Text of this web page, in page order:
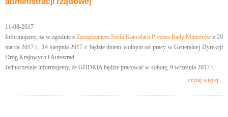
11-08-2017
Informujemy, że w zgodnie z Zarządzeniem Szefa Kancelarii Prezesa Rady Ministrów z 29
marca 2017 r., 14 sierpnia 2017 r. będzie dniem wolnym od pracy w Generalnej Dyrekcji
Dróg Krajowych i Autostrad.
Jednocześnie informujemy, że GDDKiA będzie pracować w sobotę, 9 września 2017 r.
czytaj więcej...